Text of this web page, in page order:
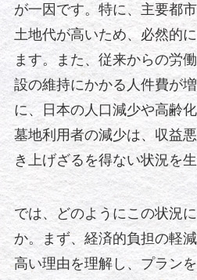
が一因です。特に、主要都
土地代が高いため、必然的
ます。また、従来からの労
設の維持にかかる人件費が
に、日本の人口減少や高齢
墓地利用者の減少は、収益
き上げざるを得ない状況を
では、どのようにこの状況
か。まず、経済的負担の軽
高い理由を理解し、プラン